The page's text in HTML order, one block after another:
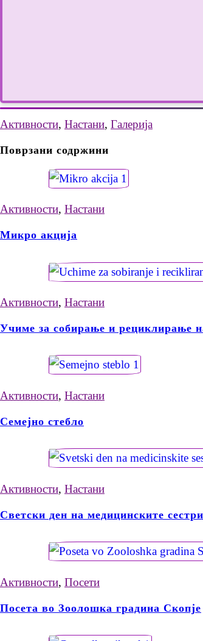
Активности, Настани, Галерија
Поврзани содржини
Активности, Настани
Микро акција
Активности, Настани
Учиме за собирање и рециклирање
Активности, Настани
Семејно стебло
Активности, Настани
Светски ден на медицинските сестри
Активности, Посети
Посета во Зоолошка градина Скопје